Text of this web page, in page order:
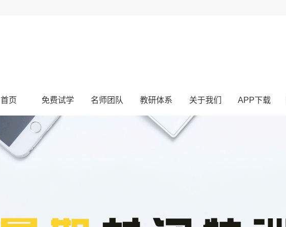
首页 免费试学 名师团队 教研体系 关于我们 APP下载